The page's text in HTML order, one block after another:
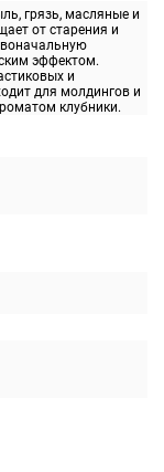
грязь, масляные и
от старения и
эффектом.
и
для молдингов и
клубники.